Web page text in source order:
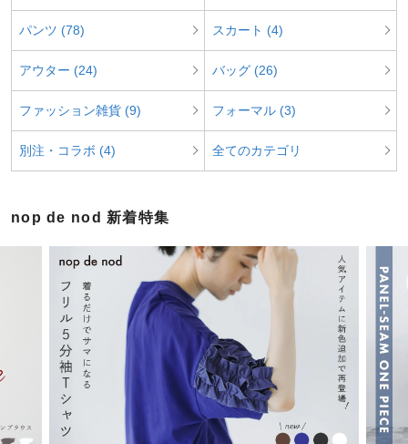
パンツ (78) スカート (4)
アウター (24) バッグ (26)
ファッション雑貨 (9) フォーマル (3)
別注・コラボ (4) 全てのカテゴリ
nop de nod 新着特集